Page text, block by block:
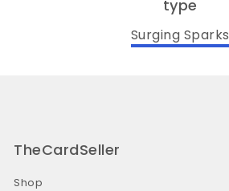
type
Surging Sparks
TheCardSeller
Shop